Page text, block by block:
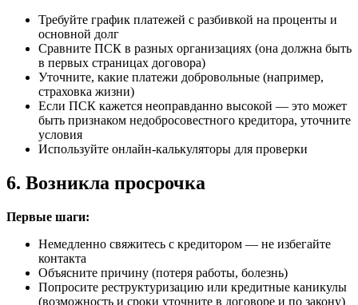
Требуйте график платежей с разбивкой на проценты и
основной долг
Сравните ПСК в разных организациях (она должна быть
в первых страницах договора)
Уточните, какие платежи добровольные (например,
страховка жизни)
Если ПСК кажется неоправданно высокой — это может
быть признаком недобросовестного кредитора, уточните
условия
Используйте онлайн-калькуляторы для проверки
6. Возникла просрочка
Первые шаги:
Немедленно свяжитесь с кредитором — не избегайте
контакта
Объясните причину (потеря работы, болезнь)
Попросите реструктуризацию или кредитные каникулы
(возможность и сроки уточните в договоре и по закону)